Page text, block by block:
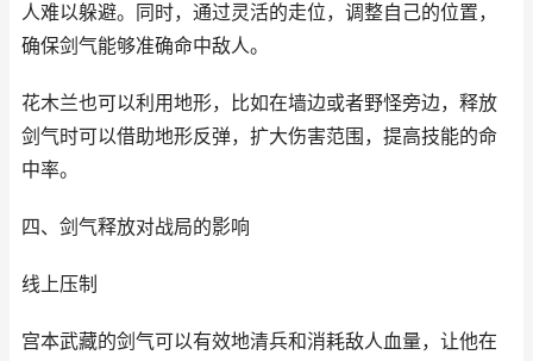
人难以躲避。同时，通过灵活的走位，调整自己的位置，
确保剑气能够准确命中敌人。
花木兰也可以利用地形，比如在墙边或者野怪旁边，释放
剑气时可以借助地形反弹，扩大伤害范围，提高技能的命
中率。
四、剑气释放对战局的影响
线上压制
宫本武藏的剑气可以有效地清兵和消耗敌人血量，让他在